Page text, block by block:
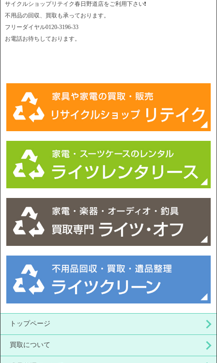
サイクルショップリテイク春日野道店をご利用下さい❗
不用品の回収、買取も承っております。
フリーダイヤル0120-3196-33
お電話お待ちしております。
トップページ
買取について